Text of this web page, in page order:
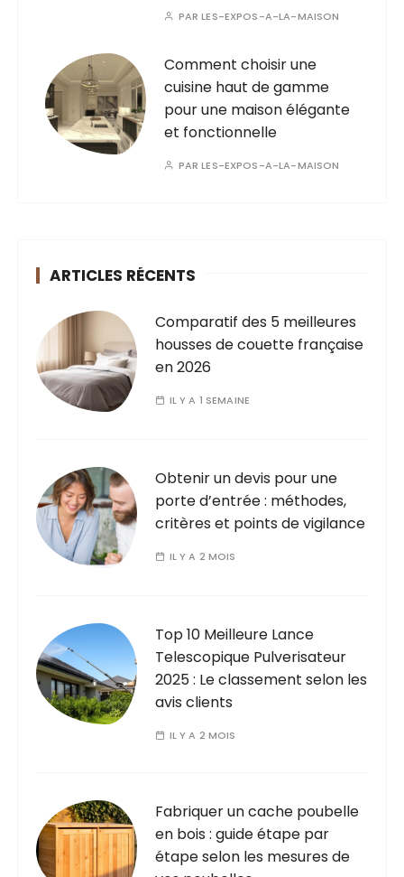
PARLES-EXPOS-A-LA-MAISON
Comment choisir une
cuisine haut de gamme
pour une maison élégante
et fonctionnelle
PARLES-EXPOS-A-LA-MAISON
ARTICLES RÉCENTS
Comparatif des 5 meilleures
housses de couette française
en 2026
IL Y A 1 SEMAINE
Obtenir un devis pour une
porte d’entrée : méthodes,
critères et points de vigilance
IL Y A 2 MOIS
Top 10 Meilleure Lance
Telescopique Pulverisateur
2025 : Le classement selon les
avis clients
IL Y A 2 MOIS
Fabriquer un cache poubelle
en bois : guide étape par
étape selon les mesures de